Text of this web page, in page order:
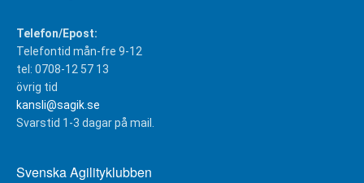
Telefon/Epost:
Telefontid mån-fre 9-12
tel: 0708-12 57 13
övrig tid
kansli@sagik.se
Svarstid 1-3 dagar på mail.
Svenska Agilityklubben